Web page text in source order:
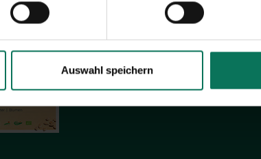
Auswahl speichern
Entdecken Sie unsere Neuheiten
2026: Von Freilandtomaten über
Themengärten.
Hier online blättern